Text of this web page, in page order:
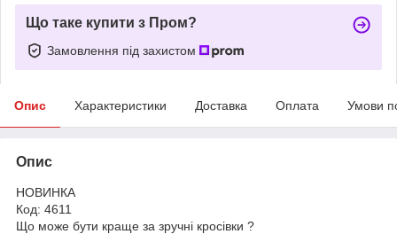
Що таке купити з Пром?
Замовлення під захистом
Опис Характеристики Доставка Оплата Умови
Опис
НОВИНКА
Код: 4611
Що може бути краще за зручні кросівки ?